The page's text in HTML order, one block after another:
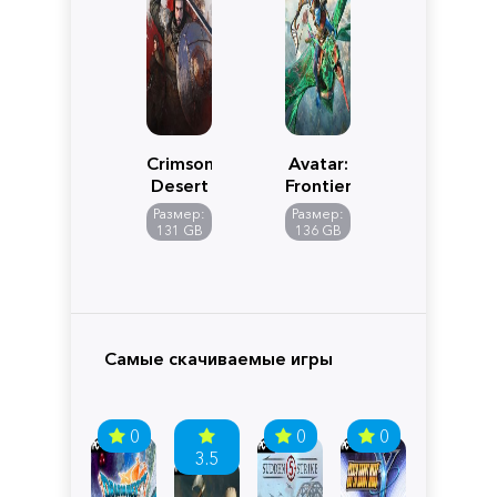
Crimson
Desert
Размер:
131 GB
Avatar:
Frontiers
of
Pandora
Размер:
136 GB
Самые скачиваемые игры
0
3.5
0 0